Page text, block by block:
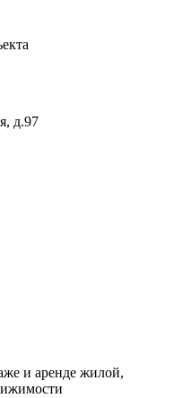
д.97
и аренде жилой,